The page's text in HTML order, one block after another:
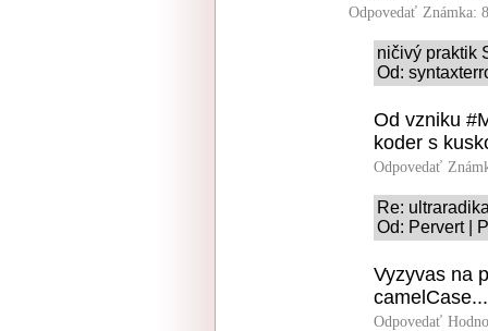
Odpovedať Známka:
ničivý praktik
Od:
Od vzniku
koder s
Odpovedať
Re:
Od: Pervert |
Vyzyvas na
camelCase...
Odpovedať